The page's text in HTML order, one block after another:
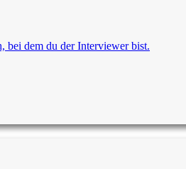
bei dem du der Interviewer bist.